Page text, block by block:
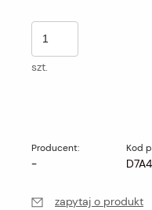
szt.
Producent:
-
Kod
zapytaj o produkt